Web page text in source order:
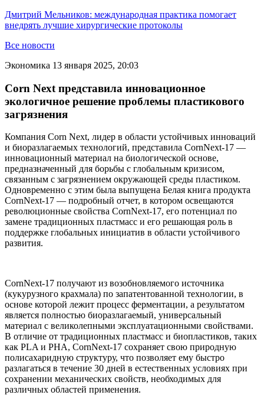
Дмитрий Мельников: международная практика помогает
внедрять лучшие хирургические протоколы
Все новости
Экономика 13 января 2025, 20:03
Corn Next представила инновационное
экологичное решение проблемы пластикового
загрязнения
Компания Corn Next, лидер в области устойчивых инноваций
и биоразлагаемых технологий, представила CornNext-17 —
инновационный материал на биологической основе,
предназначенный для борьбы с глобальным кризисом,
связанным с загрязнением окружающей среды пластиком.
Одновременно с этим была выпущена Белая книга продукта
CornNext-17 — подробный отчет, в котором освещаются
революционные свойства CornNext-17, его потенциал по
замене традиционных пластмасс и его решающая роль в
поддержке глобальных инициатив в области устойчивого
развития.
CornNext-17 получают из возобновляемого источника
(кукурузного крахмала) по запатентованной технологии, в
основе которой лежит процесс ферментации, а результатом
является полностью биоразлагаемый, универсальный
материал с великолепными эксплуатационными свойствами.
В отличие от традиционных пластмасс и биопластиков, таких
как PLA и PHA, CornNext-17 сохраняет свою природную
полисахаридную структуру, что позволяет ему быстро
разлагаться в течение 30 дней в естественных условиях при
сохранении механических свойств, необходимых для
различных областей применения.